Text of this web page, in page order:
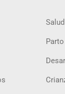
Parto